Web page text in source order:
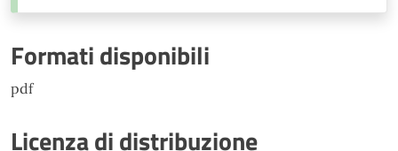
Formati disponibili
pdf
Licenza di distribuzione